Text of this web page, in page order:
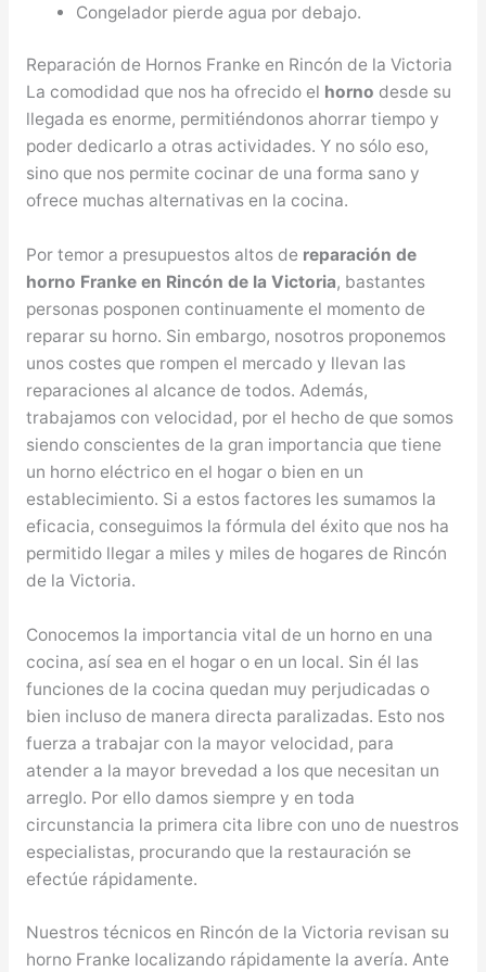
Congelador pierde agua por debajo.
Reparación de Hornos Franke en Rincón de la Victoria
La comodidad que nos ha ofrecido el horno desde su
llegada es enorme, permitiéndonos ahorrar tiempo y
poder dedicarlo a otras actividades. Y no sólo eso,
sino que nos permite cocinar de una forma sano y
ofrece muchas alternativas en la cocina.
Por temor a presupuestos altos de reparación de
horno Franke en Rincón de la Victoria, bastantes
personas posponen continuamente el momento de
reparar su horno. Sin embargo, nosotros proponemos
unos costes que rompen el mercado y llevan las
reparaciones al alcance de todos. Además,
trabajamos con velocidad, por el hecho de que somos
siendo conscientes de la gran importancia que tiene
un horno eléctrico en el hogar o bien en un
establecimiento. Si a estos factores les sumamos la
eficacia, conseguimos la fórmula del éxito que nos ha
permitido llegar a miles y miles de hogares de Rincón
de la Victoria.
Conocemos la importancia vital de un horno en una
cocina, así sea en el hogar o en un local. Sin él las
funciones de la cocina quedan muy perjudicadas o
bien incluso de manera directa paralizadas. Esto nos
fuerza a trabajar con la mayor velocidad, para
atender a la mayor brevedad a los que necesitan un
arreglo. Por ello damos siempre y en toda
circunstancia la primera cita libre con uno de nuestros
especialistas, procurando que la restauración se
efectúe rápidamente.
Nuestros técnicos en Rincón de la Victoria revisan su
horno Franke localizando rápidamente la avería. Ante